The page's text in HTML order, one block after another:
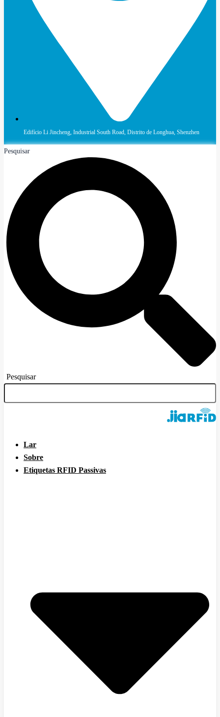
Edifício Li Jincheng, Industrial South Road, Distrito de Longhua, Shenzhen
Pesquisar
Pesquisar
Lar
Sobre
Etiquetas RFID Passivas